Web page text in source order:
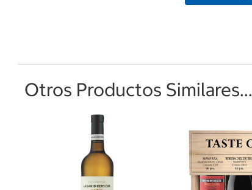
Otros Productos Similares...